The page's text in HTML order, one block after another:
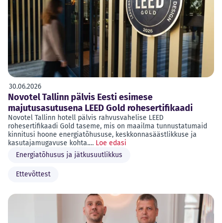
30.06.2026
Novotel Tallinn pälvis Eesti esimese
majutusasutusena LEED Gold rohesertifikaadi
Novotel Tallinn hotell pälvis rahvusvahelise LEED
rohesertifikaadi Gold taseme, mis on maailma tunnustatumaid
kinnitusi hoone energiatõhususe, keskkonnasäästlikkuse ja
kasutajamugavuse kohta.… Loe edasi
Energiatõhusus ja jätkusuutlikkus
Ettevõttest